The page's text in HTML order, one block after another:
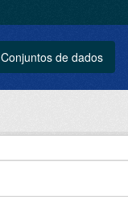
Conjuntos de dados